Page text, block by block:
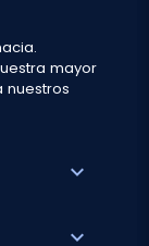
mayor
nuestros
expand_more
expand_more